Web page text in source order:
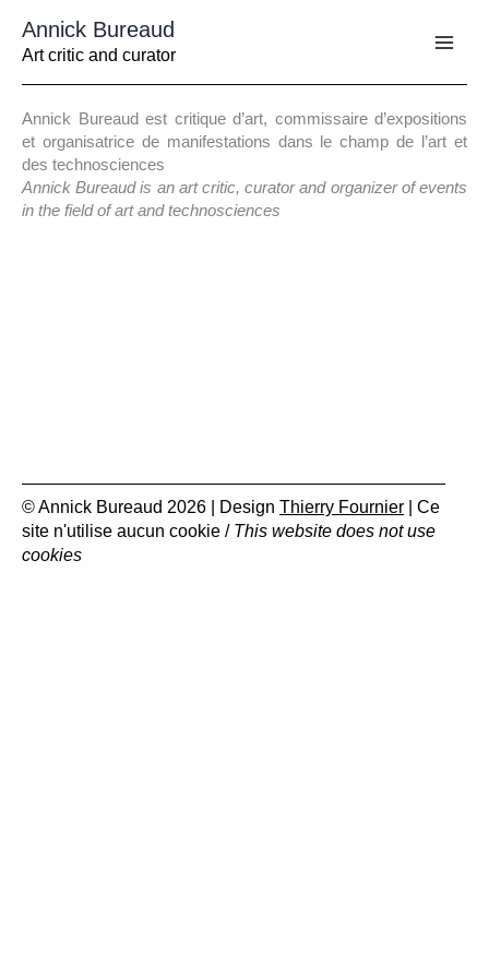
contenu
Annick Bureaud
Art critic and curator
Annick Bureaud est critique d’art, commissaire d’expositions
et organisatrice de manifestations dans le champ de l’art et
des technosciences
Annick Bureaud is an art critic, curator and organizer of events
in the field of art and technosciences
© Annick Bureaud 2026 | Design Thierry Fournier | Ce
site n'utilise aucun cookie / This website does not use
cookies